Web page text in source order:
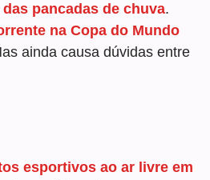
pancadas de chuva.
na Copa do Mundo
ainda causa dúvidas entre
esportivos ao ar livre em